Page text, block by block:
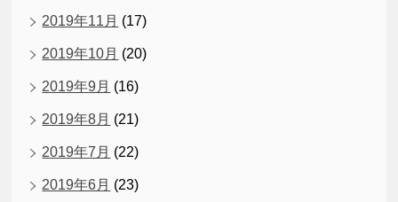
2019年11月 (17)
2019年10月 (20)
2019年9月 (16)
2019年8月 (21)
2019年7月 (22)
2019年6月 (23)